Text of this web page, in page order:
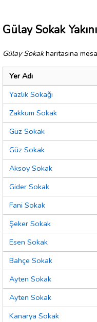
Gülay Sokak
Gülay Sokakharitasına
Yer Adı
Yazlık Sokağı
Zakkum Sokak
Güz Sokak
Güz Sokak
Aksoy Sokak
Gider Sokak
Fani Sokak
Şeker Sokak
Esen Sokak
Bahçe Sokak
Ayten Sokak
Ayten Sokak
Kanarya Sokak